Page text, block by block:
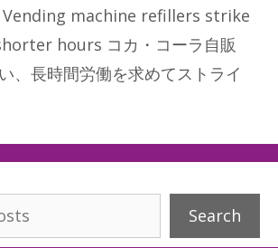
Vending machine refillers strike
hours コカ・コーラ自販
、長時間労働を求めてストライ
Search